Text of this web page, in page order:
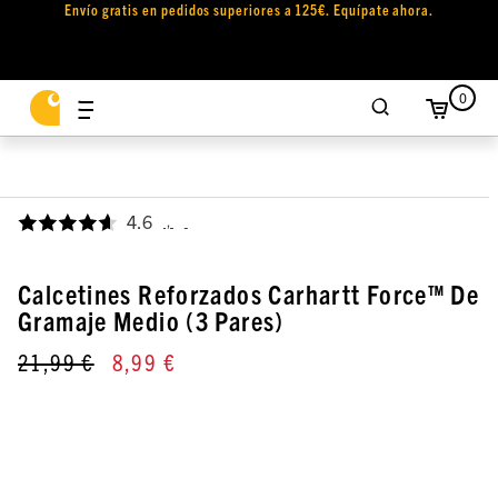
Envío gratis en pedidos superiores a 125€. Equípate ahora.
0
4.6 ,
Calcetines Reforzados Carhartt Force™ De
Gramaje Medio (3 Pares)
21,99 € 8,99 €